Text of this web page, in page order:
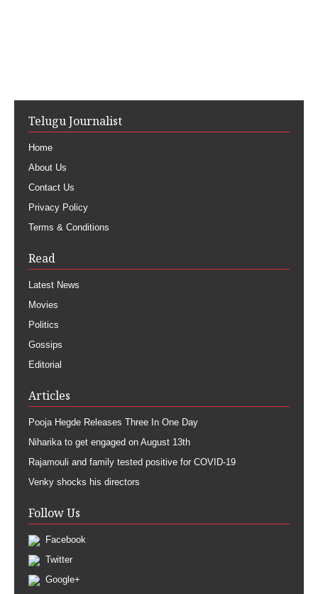
Telugu Journalist
Home
About Us
Contact Us
Privacy Policy
Terms & Conditions
Read
Latest News
Movies
Politics
Gossips
Editorial
Articles
Pooja Hegde Releases Three In One Day
Niharika to get engaged on August 13th
Rajamouli and family tested positive for COVID-19
Venky shocks his directors
Follow Us
Facebook
Twitter
Google+